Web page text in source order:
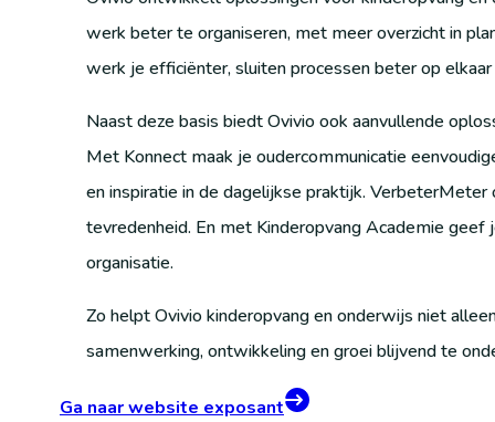
werk beter te organiseren, met meer overzicht in
werk je efficiënter, sluiten processen beter op
Naast deze basis biedt Ovivio ook aanvullende
Met Konnect maak je oudercommunicatie
en inspiratie in de dagelijkse praktijk.
tevredenheid. En met Kinderopvang Academie
organisatie.
Zo helpt Ovivio kinderopvang en onderwijs niet
samenwerking, ontwikkeling en groei blijvend te
Ga naar website exposant